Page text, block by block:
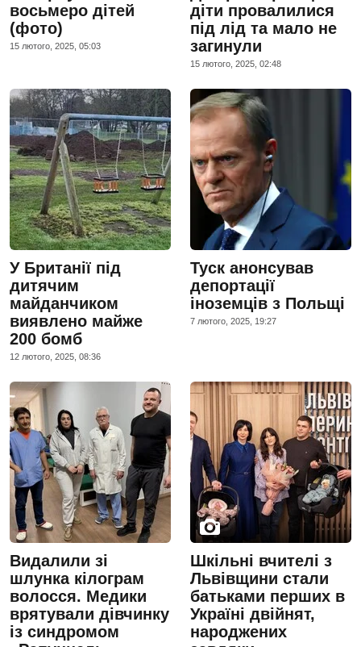
восьмеро дітей
(фото)
15 лютого, 2025, 05:03
діти провалилися
під лід та мало не
загинули
15 лютого, 2025, 02:48
У Британії під
дитячим
майданчиком
виявлено майже
200 бомб
12 лютого, 2025, 08:36
Туск анонсував
депортації
іноземців з Польщі
7 лютого, 2025, 19:27
Видалили зі
шлунка кілограм
волосся. Медики
врятували дівчинку
із синдромом
Шкільні вчителі з
Львівщини стали
батьками перших в
Україні двійнят,
народжених